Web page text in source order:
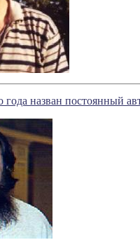
года назван постоянный